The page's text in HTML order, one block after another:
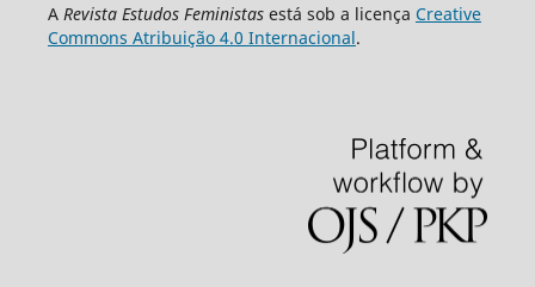
A Revista Estudos Feministasestá sob a licença Creative
Commons Atribuição 4.0 Internacional.